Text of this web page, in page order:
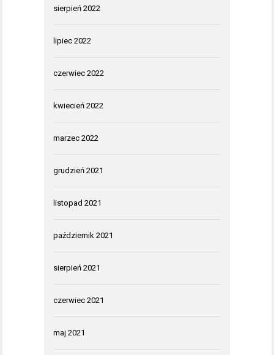
sierpień 2022
lipiec 2022
czerwiec 2022
kwiecień 2022
marzec 2022
grudzień 2021
listopad 2021
październik 2021
sierpień 2021
czerwiec 2021
maj 2021